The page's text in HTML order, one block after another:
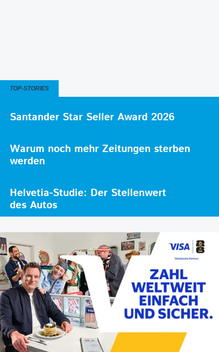
TOP-STORIES
Santander Star Seller Award 2026
Warum noch mehr Zeitungen sterben
werden
Helvetia-Studie: Der Stellenwert
des Autos